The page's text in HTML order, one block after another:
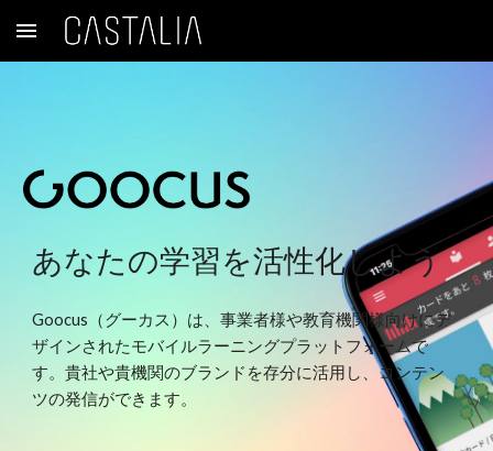
Skip to main content
あなたの学習を活性化しよう
Goocus（グーカス）は、事業者様や教育機関様向けにデ
ザインされたモバイルラーニングプラットフォームで
す。貴社や貴機関のブランドを存分に活用し、コンテン
ツの発信ができます。